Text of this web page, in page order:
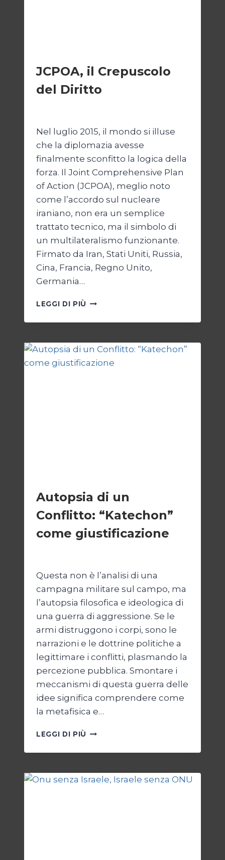
JCPOA, il Crepuscolo
del Diritto
Nel luglio 2015, il mondo si illuse
che la diplomazia avesse
finalmente sconfitto la logica della
forza. Il Joint Comprehensive Plan
of Action (JCPOA), meglio noto
come l’accordo sul nucleare
iraniano, non era un semplice
trattato tecnico, ma il simbolo di
un multilateralismo funzionante.
Firmato da Iran, Stati Uniti, Russia,
Cina, Francia, Regno Unito,
Germania…
LEGGI DI PIÙ JCPOA,
CREPUSCOLO
DIRITTO
Autopsia di un
Conflitto: “Katechon”
come giustificazione
Questa non è l’analisi di una
campagna militare sul campo, ma
l’autopsia filosofica e ideologica di
una guerra di aggressione. Se le
armi distruggono i corpi, sono le
narrazioni e le dottrine politiche a
legittimare i conflitti, plasmando la
percezione pubblica. Smontare i
meccanismi di questa guerra delle
idee significa comprendere come
la metafisica e…
LEGGI DI PIÙ AUTOPSIA
UN
“KATECHON”
COME